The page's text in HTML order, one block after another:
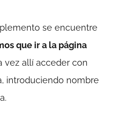
se encuentre
que ir a la página
vez allí acceder con
introduciendo nombre